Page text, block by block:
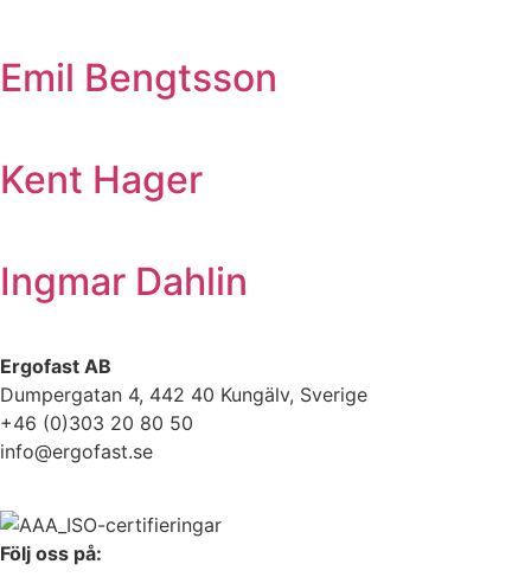
Emil Bengtsson
Kent Hager
Ingmar Dahlin
Ergofast AB
Dumpergatan 4, 442 40 Kungälv, Sverige
+46 (0)303 20 80 50
info@ergofast.se
Följ oss på: